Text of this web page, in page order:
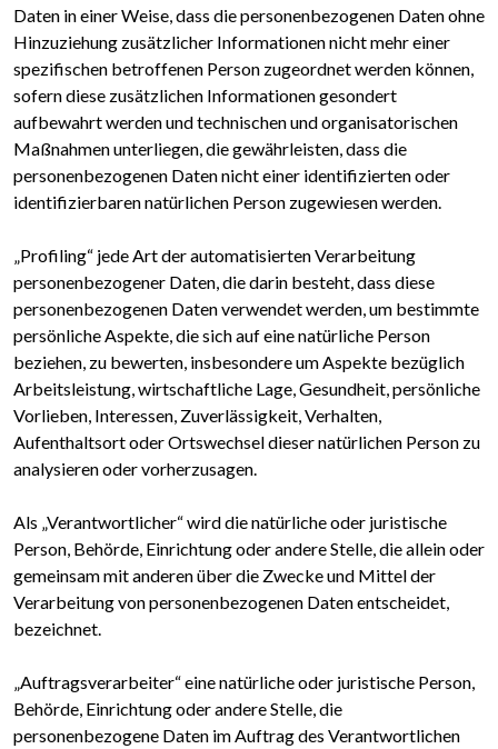
Daten in einer Weise, dass die personenbezogenen Daten ohne
Hinzuziehung zusätzlicher Informationen nicht mehr einer
spezifischen betroffenen Person zugeordnet werden können,
sofern diese zusätzlichen Informationen gesondert
aufbewahrt werden und technischen und organisatorischen
Maßnahmen unterliegen, die gewährleisten, dass die
personenbezogenen Daten nicht einer identifizierten oder
identifizierbaren natürlichen Person zugewiesen werden.
„Profiling“ jede Art der automatisierten Verarbeitung
personenbezogener Daten, die darin besteht, dass diese
personenbezogenen Daten verwendet werden, um bestimmte
persönliche Aspekte, die sich auf eine natürliche Person
beziehen, zu bewerten, insbesondere um Aspekte bezüglich
Arbeitsleistung, wirtschaftliche Lage, Gesundheit, persönliche
Vorlieben, Interessen, Zuverlässigkeit, Verhalten,
Aufenthaltsort oder Ortswechsel dieser natürlichen Person zu
analysieren oder vorherzusagen.
Als „Verantwortlicher“ wird die natürliche oder juristische
Person, Behörde, Einrichtung oder andere Stelle, die allein oder
gemeinsam mit anderen über die Zwecke und Mittel der
Verarbeitung von personenbezogenen Daten entscheidet,
bezeichnet.
„Auftragsverarbeiter“ eine natürliche oder juristische Person,
Behörde, Einrichtung oder andere Stelle, die
personenbezogene Daten im Auftrag des Verantwortlichen